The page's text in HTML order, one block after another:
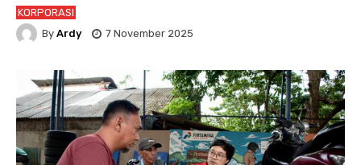
KORPORASI
By Ardy 7 November 2025